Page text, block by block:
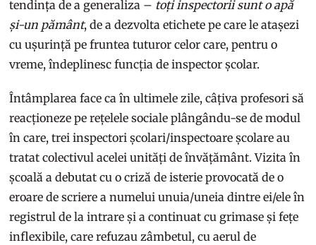
tendința de a generaliza – toți inspectorii sunt o apă
și-un pământ, de a dezvolta etichete pe care le atașezi
cu ușurință pe fruntea tuturor celor care, pentru o
vreme, îndeplinesc funcția de inspector școlar.
Întâmplarea face ca în ultimele zile, câțiva profesori să
reacționeze pe rețelele sociale plângându-se de modul
în care, trei inspectori școlari/inspectoare școlare au
tratat colectivul acelei unități de învățământ. Vizita în
școală a debutat cu o criză de isterie provocată de o
eroare de scriere a numelui unuia/uneia dintre ei/ele în
registrul de la intrare și a continuat cu grimase și fețe
inflexibile, care refuzau zâmbetul, cu aerul de